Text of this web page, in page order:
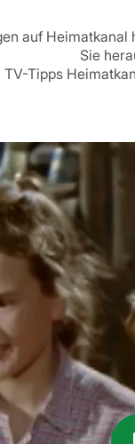
auf
Sie
TV-Tipps